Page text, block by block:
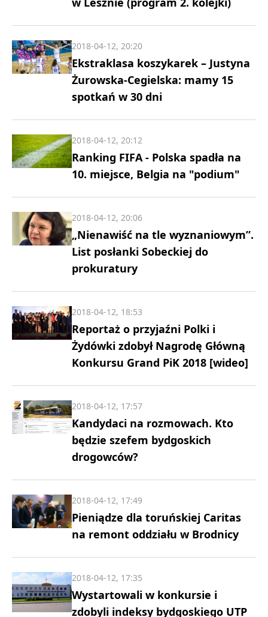
Ekstraklasa koszykarek – Justyna
Żurowska-Cegielska: mamy 15
spotkań w 30 dni
2018-04-12, 20:20
Ranking FIFA - Polska spadła na
10. miejsce, Belgia na "podium"
2018-04-12, 20:12
„Nienawiść na tle wyznaniowym”.
List posłanki Sobeckiej do
prokuratury
2018-04-12, 20:06
Reportaż o przyjaźni Polki i
Żydówki zdobył Nagrodę Główną
Konkursu Grand PiK 2018 [wideo]
2018-04-12, 18:53
Kandydaci na rozmowach. Kto
będzie szefem bydgoskich
drogowców?
2018-04-12, 17:57
Pieniądze dla toruńskiej Caritas
na remont oddziału w Brodnicy
2018-04-12, 17:49
Wystartowali w konkursie i
zdobyli indeksy bydgoskiego UTP
2018-04-12, 17:35